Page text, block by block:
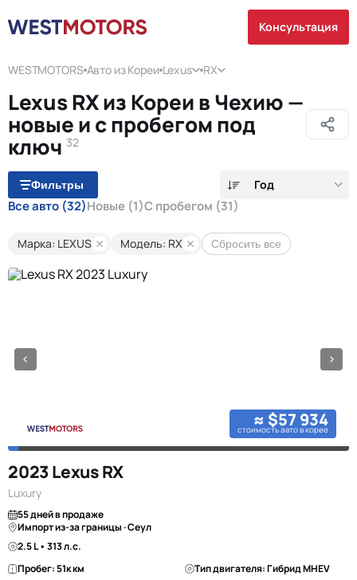
Консультация
WESTMOTORS Авто из Кореи Lexus RX
Lexus RX из Кореи в Чехию —
новые и с пробегом под
ключ 32
Фильтры Год
Все авто (32)Новые (1)С пробегом (31)
Марка: LEXUS Модель: RX Сбросить все
≈ $57 934
стоимость авто в корее
2023 Lexus RX
Luxury
55 дней в продаже
Импорт из-за границы · Сеул
2.5 L • 313 л.с.
Пробег: 51к км
Тип двигателя: Гибрид MHEV